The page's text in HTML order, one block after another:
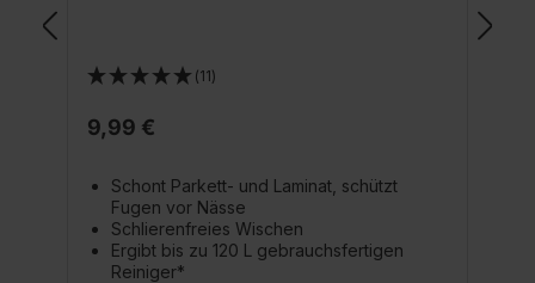
(11)
9,99 €
Schont Parkett- und Laminat, schützt
Fugen vor Nässe
Schlierenfreies Wischen
Ergibt bis zu 120 L gebrauchsfertigen
Reiniger*